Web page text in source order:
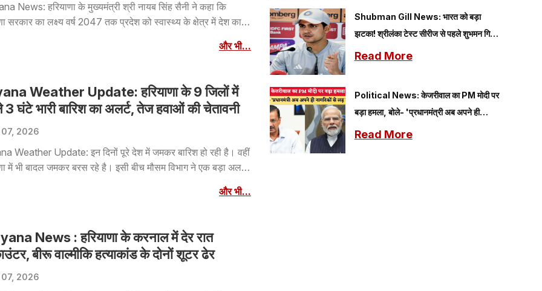
News: हरियाणा के मुख्यमंत्री श्री नायब सिंह सैनी ने कहा कि
सरकार का लक्ष्य वर्ष 2047 तक प्रदेश को स्वास्थ्य के क्षेत्र में देश का
लोगों को आधुनिक चिकित्सा के साथ-साथ आयुर्वेद, योग और प्राकृतिक
बजट में की गई घोषणाओं को तय समय सीमा में पूरा करने के लिए प्रतिबद्ध
और भी...
Weather Update: हरियाणा के 9 जिलों में
घंटे भारी बारिश का अलर्ट, तेज हवाओं की चेतावनी
07, 2026
Weather Update: इन दिनों पूरे देश में जमकर बारिश हो रही है। वहीं
में भी बादल जमकर बरस रहे है। इसी बीच मौसम विभाग ने एक बड़ा अलर्ट
और भी...
News : हरियाणा के करनाल में देर रात
बीरू वाल्मीकि हत्याकांड के दोनों शूटर ढेर
07, 2026
Shubman Gill News: भारत को बड़ा
झटका! श्रीलंका टेस्ट सीरीज से पहले शुभमन गिल
चोटिल, वॉर्म-अप मैच से बाहर
Read More
Political News: केजरीवाल का PM मोदी पर
बड़ा हमला, बोले- 'प्रधानमंत्री अब अपने ही
नागरिकों से लड़ रहे हैं'
Read More